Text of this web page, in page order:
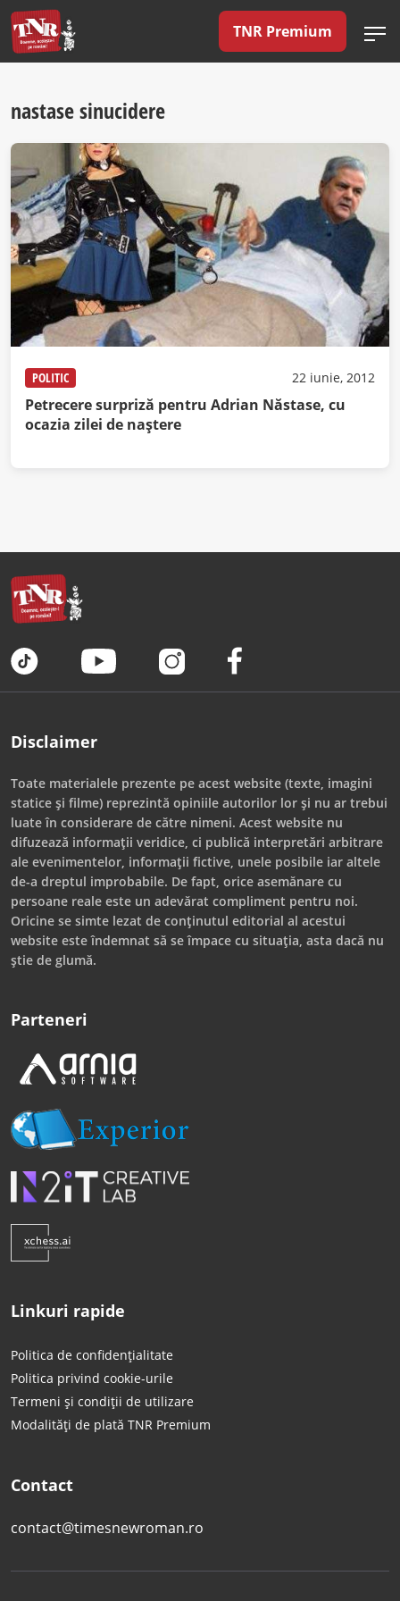
TNR Premium
nastase sinucidere
POLITIC 22 iunie, 2012
Petrecere surpriză pentru Adrian Năstase, cu
ocazia zilei de naştere
Disclaimer
Toate materialele prezente pe acest website (texte, imagini
statice și filme) reprezintă opiniile autorilor lor și nu ar trebui
luate în considerare de către nimeni. Acest website nu
difuzează informații veridice, ci publică interpretări arbitrare
ale evenimentelor, informații fictive, unele posibile iar altele
de-a dreptul improbabile. De fapt, orice asemănare cu
persoane reale este un adevărat compliment pentru noi.
Oricine se simte lezat de conținutul editorial al acestui
website este îndemnat să se împace cu situația, asta dacă nu
știe de glumă.
Parteneri
Linkuri rapide
Politica de confidențialitate
Politica privind cookie-urile
Termeni și condiții de utilizare
Modalități de plată TNR Premium
Contact
contact@timesnewroman.ro